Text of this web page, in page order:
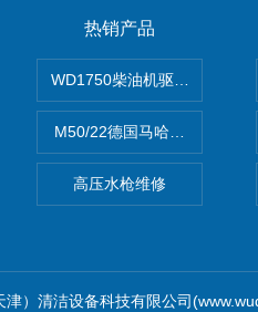
热销产品
WD1750柴油机驱动高压清洗
M50/22德国马哈高压清洗机
高压水枪维修
）清洁设备科技有限公司